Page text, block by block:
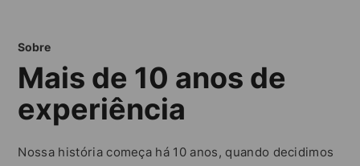
Sobre
Mais de 10 anos de
experiência
Nossa história começa há 10 anos, quando decidimos